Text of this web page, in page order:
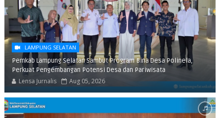
LAMPUNG SELATAN
Pemkab Lampung Selatan Sambut Program Bina Desa Polinela,
Perkuat Pengembangan Potensi Desa dan Pariwisata
Lensa Jurnalis Aug 05, 2026